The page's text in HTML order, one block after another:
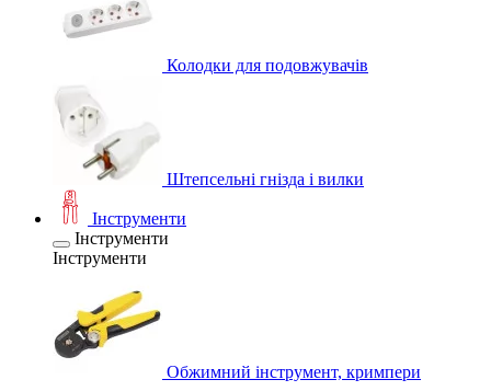
Колодки для подовжувачів
Штепсельні гнізда і вилки
Інструменти
Інструменти
Інструменти
Обжимний інструмент, кримпери